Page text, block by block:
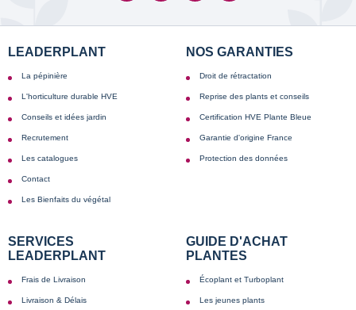
LEADERPLANT
La pépinière
L'horticulture durable HVE
Conseils et idées jardin
Recrutement
Les catalogues
Contact
Les Bienfaits du végétal
NOS GARANTIES
Droit de rétractation
Reprise des plants et conseils
Certification HVE Plante Bleue
Garantie d'origine France
Protection des données
SERVICES
LEADERPLANT
Frais de Livraison
Livraison & Délais
GUIDE D'ACHAT
PLANTES
Écoplant et Turboplant
Les jeunes plants